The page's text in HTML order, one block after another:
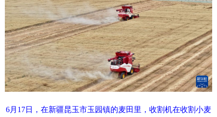
6月17日，在新疆昆玉市玉园镇的麦田里，收割机在收割小麦